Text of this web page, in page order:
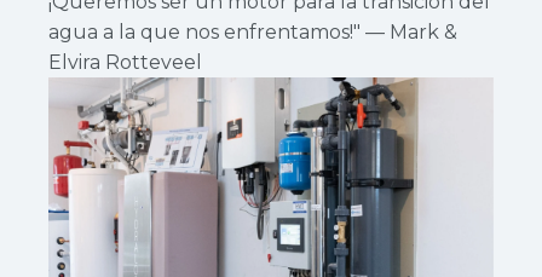
agua a la que nos enfrentamos!" — Mark &
Elvira Rotteveel